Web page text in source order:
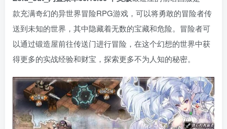
款充满奇幻的异世界冒险RPG游戏，可以将勇敢的冒险者传
送到未知的世界，其中隐藏着无数的宝藏和危险。冒险者可
以通过锻造屋前往传送门进行冒险，在这个幻想的世界中获
得更多的实战经验和财宝，探索更多不为人知的秘密。